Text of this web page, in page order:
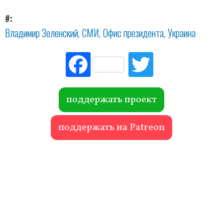
#
Владимир Зеленский СМИ Офис президента Украина
Fac
ebo
ok r
поддержать проект
поддержать на Patreon